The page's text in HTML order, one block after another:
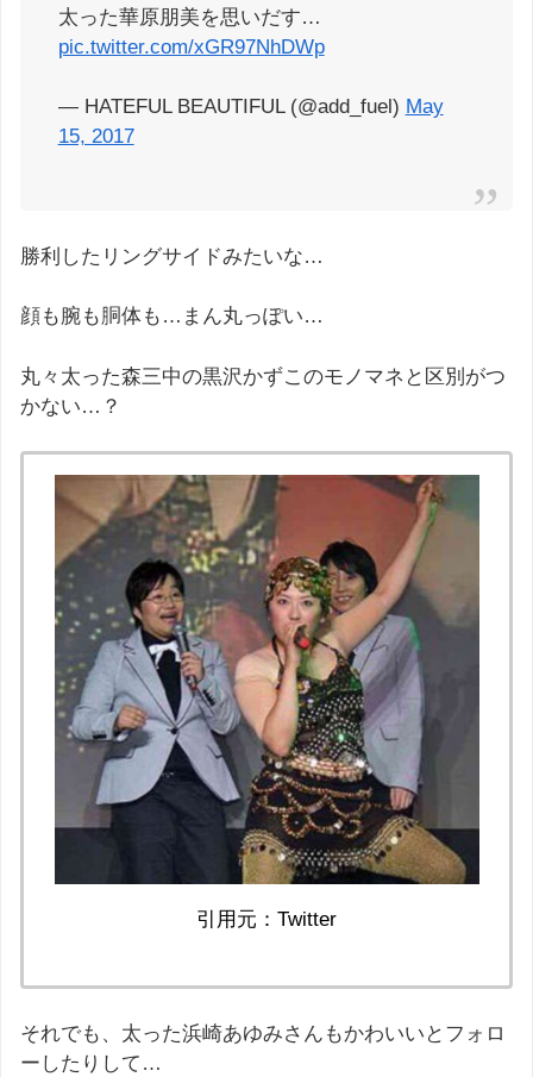
太った華原朋美を思いだす…
pic.twitter.com/xGR97NhDWp
— HATEFUL BEAUTIFUL (@add_fuel) May
15, 2017
勝利したリングサイドみたいな…
顔も腕も胴体も…まん丸っぽい…
丸々太った森三中の黒沢かずこのモノマネと区別がつ
かない…？
引用元：Twitter
それでも、太った浜崎あゆみさんもかわいいとフォロ
ーしたりして…